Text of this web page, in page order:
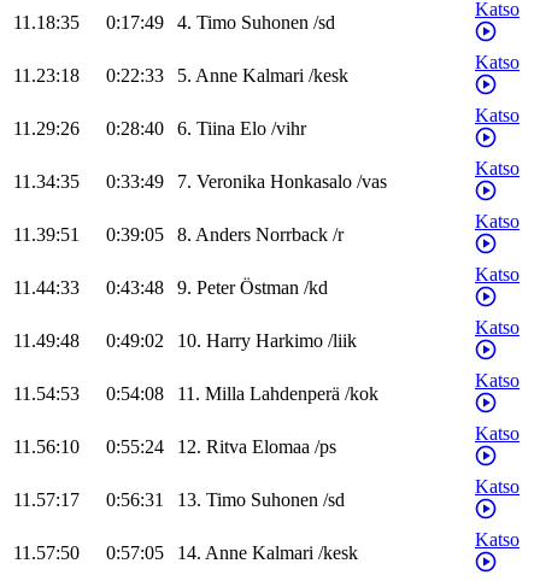
11.18:35 0:17:49 4. Timo Suhonen /sd
Katso
11.23:18 0:22:33 5. Anne Kalmari /kesk
Katso
11.29:26 0:28:40 6. Tiina Elo /vihr
Katso
11.34:35 0:33:49 7. Veronika Honkasalo /vas
Katso
11.39:51 0:39:05 8. Anders Norrback /r
Katso
11.44:33 0:43:48 9. Peter Östman /kd
Katso
11.49:48 0:49:02 10. Harry Harkimo /liik
Katso
11.54:53 0:54:08 11. Milla Lahdenperä /kok
Katso
11.56:10 0:55:24 12. Ritva Elomaa /ps
Katso
11.57:17 0:56:31 13. Timo Suhonen /sd
Katso
11.57:50 0:57:05 14. Anne Kalmari /kesk
Katso